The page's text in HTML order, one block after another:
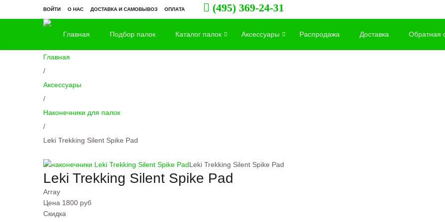
ВОЙТИ О НАС ДОСТАВКА И САМОВЫВОЗ ОПЛАТА (495) 369-24-31
Главная Подбор палок Каталог палок Аксессуары Распродажа Доставка Обратная
Главная
/
Аксессуары
/
Наконечники для палок
/
Leki Trekking Silent Spike Pad
Leki Trekking Silent Spike Pad
Leki Trekking Silent Spike Pad
Array
Цена 1800 руб
Скидка